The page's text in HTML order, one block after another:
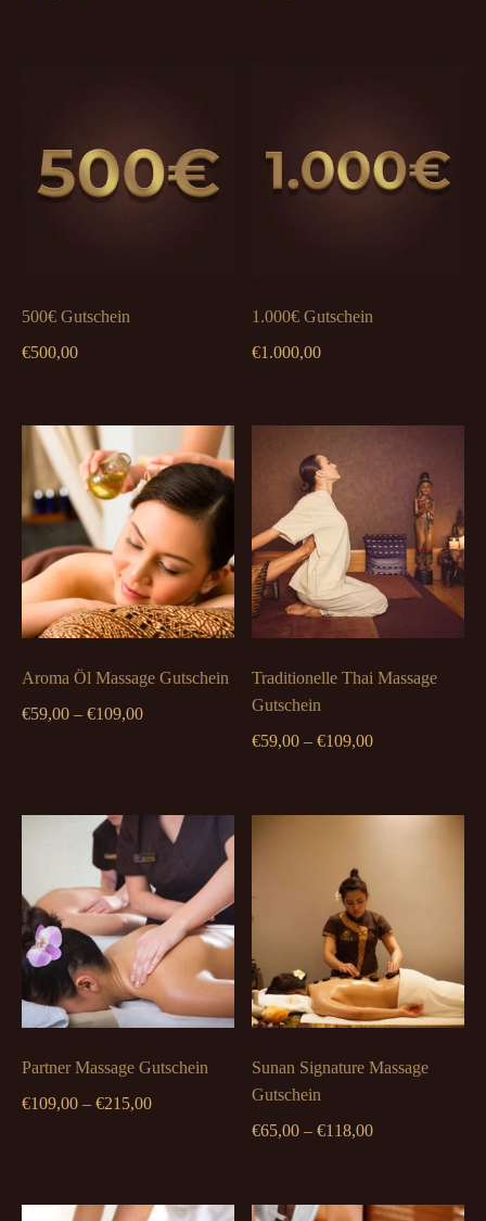
500€ Gutschein
€500,00
1.000€ Gutschein
€1.000,00
Aroma Öl Massage Gutschein
€59,00 – €109,00Preisspanne:
Traditionelle Thai Massage
Gutschein
€59,00 –€109,00Preisspanne:
€109,00
Partner Massage Gutschein
€109,00 – €215,00Preisspanne:
Sunan Signature Massage
Gutschein
€65,00 –€118,00Preisspanne:
€118,00